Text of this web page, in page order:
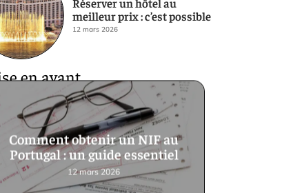
meilleur prix : c’est possible
12 mars 2026
en avant
Comment obtenir un NIF au
Portugal : un guide essentiel
12 mars 2026